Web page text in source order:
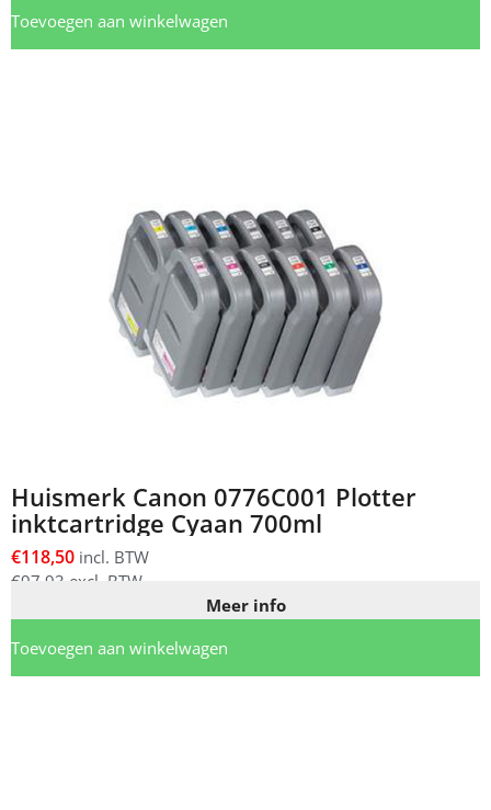
Toevoegen aan winkelwagen
Huismerk Canon 0776C001 Plotter
inktcartridge Cyaan 700ml
€118,50 incl. BTW
€97,93 excl. BTW
Meer info
Toevoegen aan winkelwagen